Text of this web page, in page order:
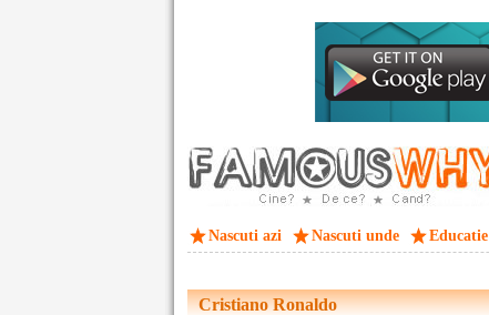
Nascuti azi Nascuti unde Educatie
Cristiano Ronaldo